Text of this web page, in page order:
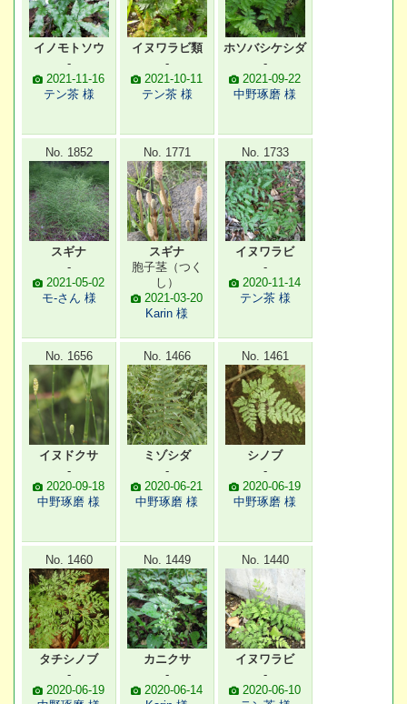
イノモトソウ
-
2021-11-16
テン茶 様
イヌワラビ類
-
2021-10-11
テン茶 様
ホソバシケシダ
-
2021-09-22
中野琢磨 様
No. 1852
スギナ
-
2021-05-02
モ-さん 様
No. 1771
スギナ
胞子茎（つく
し）
2021-03-20
Karin 様
No. 1733
イヌワラビ
-
2020-11-14
テン茶 様
No. 1656
イヌドクサ
-
2020-09-18
中野琢磨 様
No. 1466
ミゾシダ
-
2020-06-21
中野琢磨 様
No. 1461
シノブ
-
2020-06-19
中野琢磨 様
No. 1460
タチシノブ
-
2020-06-19
No. 1449
カニクサ
-
2020-06-14
No. 1440
イヌワラビ
-
2020-06-10